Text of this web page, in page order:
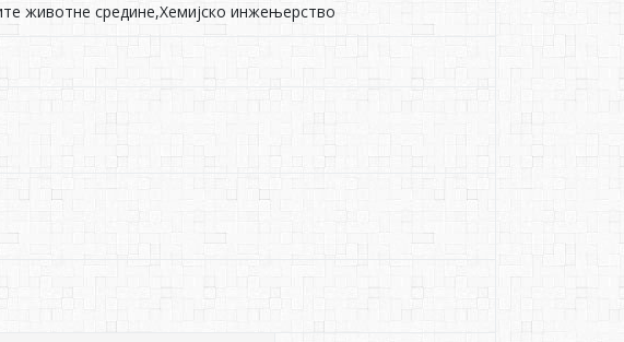
животне средине,Хемијско инжењерство